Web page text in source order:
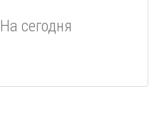
На сегодня